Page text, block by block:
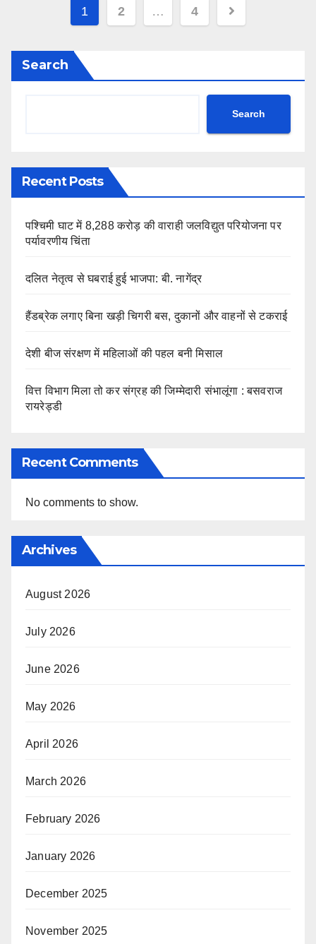
Posts
1 2 … 4
Search
Search
Recent Posts
पश्चिमी घाट में 8,288 करोड़ की वाराही जलविद्युत परियोजना पर
पर्यावरणीय चिंता
दलित नेतृत्व से घबराई हुई भाजपा: बी. नागेंद्र
हैंडब्रेक लगाए बिना खड़ी चिगरी बस, दुकानों और वाहनों से टकराई
देशी बीज संरक्षण में महिलाओं की पहल बनी मिसाल
वित्त विभाग मिला तो कर संग्रह की जिम्मेदारी संभालूंगा : बसवराज
रायरेड्डी
Recent Comments
No comments to show.
Archives
August 2026
July 2026
June 2026
May 2026
April 2026
March 2026
February 2026
January 2026
December 2025
November 2025